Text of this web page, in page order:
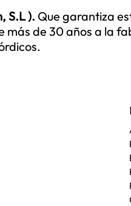
S.L ). Que garantiza
más de 30 años a la